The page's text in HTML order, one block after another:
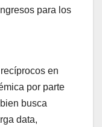
para los
en
por parte
busca
data,